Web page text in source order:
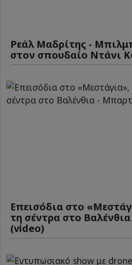
Ρεάλ Μαδρίτης -
στον σπουδαίο Ντάνι
Επεισόδια στο
τη σέντρα στο
(video)